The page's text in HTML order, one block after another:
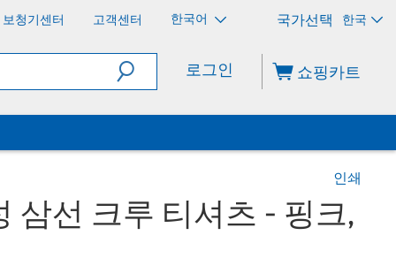
보청기센터 고객센터 한국어 한국
로그인 쇼핑카트
인쇄
삼선 크루 티셔츠 - 핑크,